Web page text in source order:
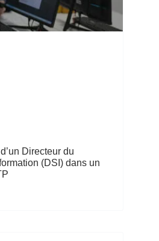
Directeur du
(DSI) dans un